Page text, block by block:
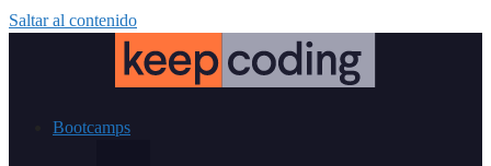
Saltar al contenido
Bootcamps